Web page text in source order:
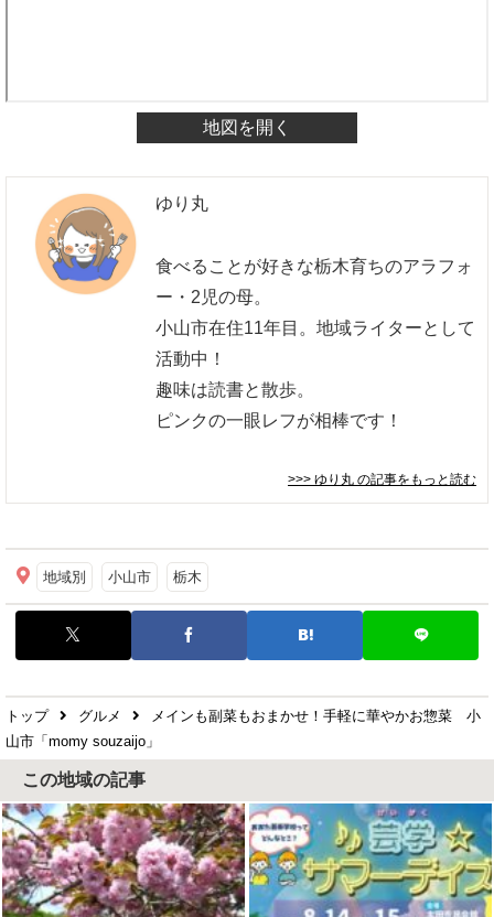
地図を開く
ゆり丸
食べることが好きな栃木育ちのアラフォ
ー・2児の母。
小山市在住11年目。地域ライターとして
活動中！
趣味は読書と散歩。
ピンクの一眼レフが相棒です！
>>> ゆり丸 の記事をもっと読む
地域別 小山市 栃木
トップ グルメ
メインも副菜もおまかせ！手軽に華やかお惣菜 小
山市「momy souzaijo」
この地域の記事